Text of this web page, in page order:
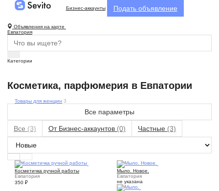
Бизнес-аккаунты Подать объявление
Объявления на карте
Евпатория
Категории
Косметика, парфюмерия в Евпатории
Товары для женщин 3
Все параметры
Все (3) От Бизнес-аккаунтов (0) Частные (3)
Косметичка ручной работы
Евпатория
350 ₽
Мыло. Новое.
Евпатория
не указана